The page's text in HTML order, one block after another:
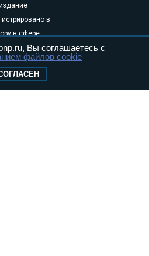
в
в сфере
и
05
Эл № ФС77-
Вы соглашаетесь с
файлов cookie